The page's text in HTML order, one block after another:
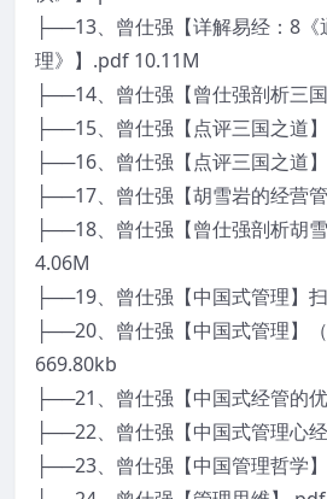
├──13、曾仕强【详解易经：8《
理》】.pdf 10.11M
├──14、曾仕强【曾仕强剖析三
├──15、曾仕强【点评三国之道
├──16、曾仕强【点评三国之道
├──17、曾仕强【胡雪岩的经营
├──18、曾仕强【曾仕强剖析胡
4.06M
├──19、曾仕强【中国式管理】
├──20、曾仕强【中国式管理】
669.80kb
├──21、曾仕强【中国式经管的
├──22、曾仕强【中国式管理心
├──23、曾仕强【中国管理哲学